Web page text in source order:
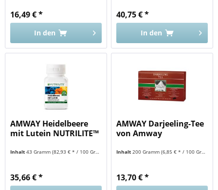
16,49 € *
In den
40,75 € *
In den
AMWAY Heidelbeere
mit Lutein NUTRILITE™
Inhalt43 Gramm(82,93 € * / 100 Gramm)
35,66 € *
AMWAY Darjeeling-Tee
von Amway
Inhalt200 Gramm(6,85 € * / 100 Gramm)
13,70 € *